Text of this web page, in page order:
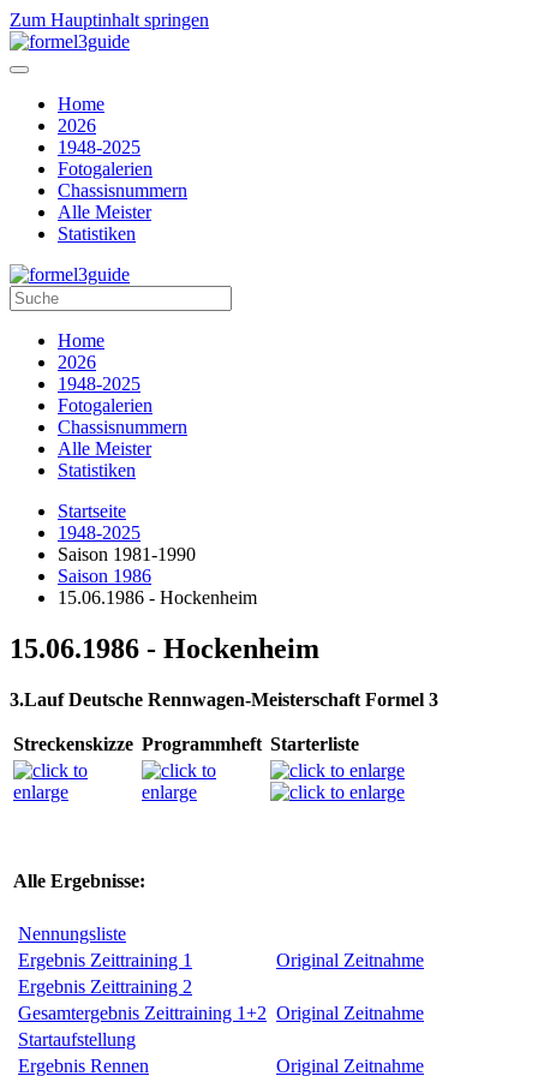
Zum Hauptinhalt springen
Home
2026
1948-2025
Fotogalerien
Chassisnummern
Alle Meister
Statistiken
Home
2026
1948-2025
Fotogalerien
Chassisnummern
Alle Meister
Statistiken
Startseite
1948-2025
Saison 1981-1990
Saison 1986
15.06.1986 - Hockenheim
15.06.1986 - Hockenheim
3.Lauf Deutsche Rennwagen-Meisterschaft Formel 3
Streckenskizze Programmheft Starterliste
Alle Ergebnisse:
Nennungsliste
Ergebnis Zeittraining 1
Original Zeitnahme
Ergebnis Zeittraining 2
Gesamtergebnis Zeittraining 1+2 Original Zeitnahme
Startaufstellung
Ergebnis Rennen
Original Zeitnahme